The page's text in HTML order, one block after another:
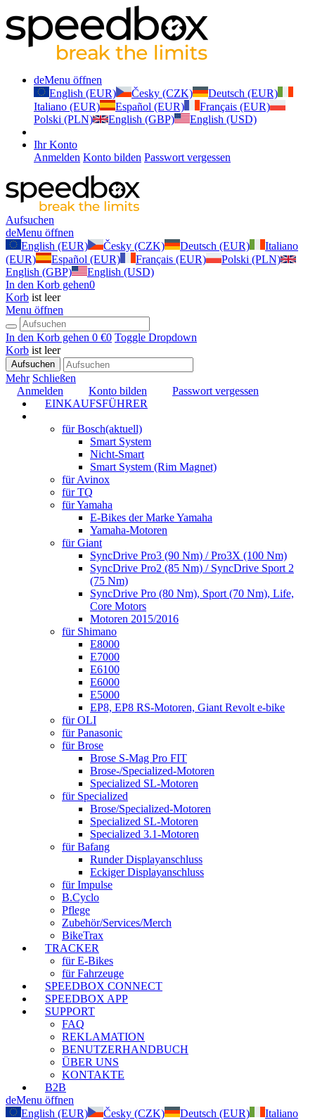
deMenu öffnen
English (EUR)
Česky (CZK)
Deutsch (EUR)
Italiano (EUR)
Español (EUR)
Français (EUR)
Polski (PLN)
English (GBP) English (USD)
Ihr Konto
Anmelden Konto bilden Passwort vergessen
Aufsuchen
deMenu öffnen
English (EUR)
Česky (CZK) Deutsch (EUR)
Italiano
(EUR)
Español (EUR) Français (EUR)
Polski (PLN)
English (GBP)
English (USD)
In den Korb gehen0
Korb ist leer
Menu öffnen
In den Korb gehen 0 €0 Toggle Dropdown
Korb ist leer
Aufsuchen
Mehr Schließen
Anmelden
Konto bilden
Passwort vergessen
EINKAUFSFÜHRER
für Bosch(aktuell)
Smart System
Nicht-Smart
Smart System (Rim Magnet)
für Avinox
für TQ
für Yamaha
E-Bikes der Marke Yamaha
Yamaha-Motoren
für Giant
SyncDrive Pro3 (90 Nm) / Pro3X (100 Nm)
SyncDrive Pro2 (85 Nm) / SyncDrive Sport 2
(75 Nm)
SyncDrive Pro (80 Nm), Sport (70 Nm), Life,
Core Motors
Motoren 2015/2016
für Shimano
E8000
E7000
E6100
E6000
E5000
EP8, EP8 RS-Motoren, Giant Revolt e-bike
für OLI
für Panasonic
für Brose
Brose S-Mag Pro FIT
Brose-/Specialized-Motoren
Specialized SL-Motoren
für Specialized
Brose/Specialized-Motoren
Specialized SL-Motoren
Specialized 3.1-Motoren
für Bafang
Runder Displayanschluss
Eckiger Displayanschluss
für Impulse
B.Cyclo
Pflege
Zubehör/Services/Merch
BikeTrax
TRACKER
für E-Bikes
für Fahrzeuge
SPEEDBOX CONNECT
SPEEDBOX APP
SUPPORT
FAQ
REKLAMATION
BENUTZERHANDBUCH
ÜBER UNS
KONTAKTE
B2B
deMenu öffnen
English (EUR)
Česky (CZK) Deutsch (EUR)
Italiano